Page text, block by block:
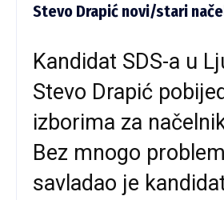
Stevo Drapić novi/stari
Kandidat SDS-a u
Stevo Drapić
izborima za
Bez mnogo
savladao je